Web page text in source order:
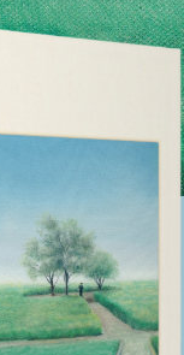
할 정도로
비밀
않더라도